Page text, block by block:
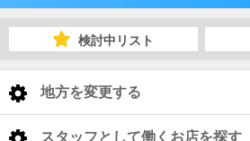
愛知県
検討中リスト
地方を変更する
< 全国トップ
スタッフとして働くお店を探す